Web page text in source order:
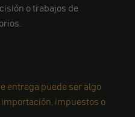
o trabajos de
entrega puede ser algo
impuestos o